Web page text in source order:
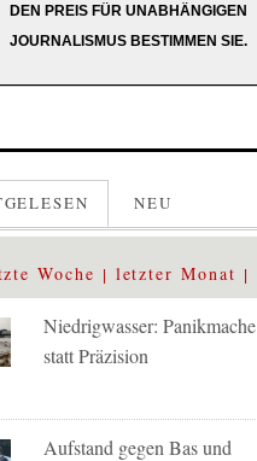
DEN PREIS FÜR UNABHÄNGIGEN
JOURNALISMUS BESTIMMEN SIE.
NEU
Woche letzter Monat
Niedrigwasser: Panikmache
statt Präzision
Aufstand gegen Bas und